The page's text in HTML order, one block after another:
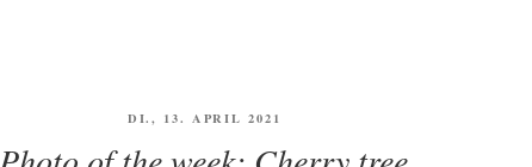
VERÖFFENTLICHT
DI., 13. APRIL 2021